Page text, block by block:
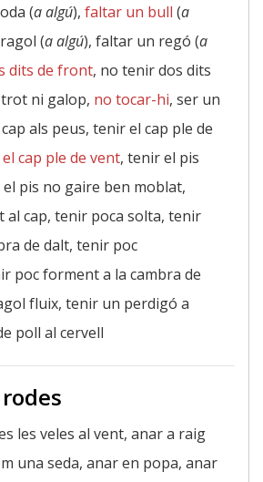
(a algú), faltar un bull (a
(a algú), faltar un regó (a
dits de front, no tenir dos dits
ni galop, no tocar-hi, ser un
als peus, tenir el cap ple de
cap ple de vent, tenir el pis
pis no gaire ben moblat,
al cap, tenir poca solta, tenir
de dalt, tenir poc
poc forment a la cambra de
fluix, tenir un perdigó a
poll al cervell
les veles al vent, anar a raig
una seda, anar en popa, anar